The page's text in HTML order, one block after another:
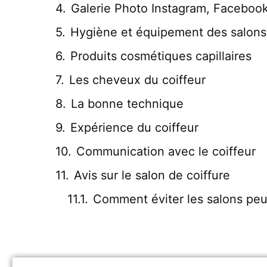
Galerie Photo Instagram,
Hygiène et équipement des salons
Produits cosmétiques capillaires
Les cheveux du coiffeur
La bonne technique
Expérience du coiffeur
Communication avec le coiffeur
Avis sur le salon de coiffure
Comment éviter les salons